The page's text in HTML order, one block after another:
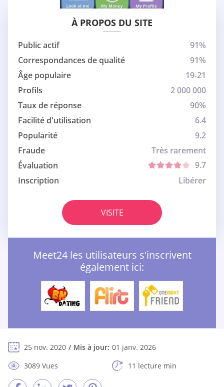
À PROPOS DU SITE
Public actif
91%
Correspondances de qualité
91%
Âge populaire
19-21
Profils
2 000 000
Taux de réponse
90%
Facilité d'utilisation
6.4
Popularité
9.2
Fraude
Très rarement
Évaluation
9.7
Inscription
Libérer
VISITE
Meet24 les utilisateurs s'inscrivent
également ici:
25 nov. 2020 Mis à jour: 01 janv. 2026
3089 Vues
11 lecture min